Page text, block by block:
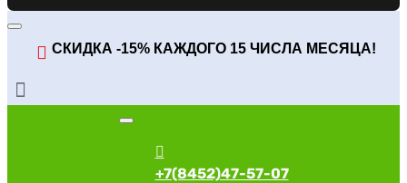
СКИДКА -15% КАЖДОГО 15 ЧИСЛА МЕСЯЦА!
+7(8452)47-57-07